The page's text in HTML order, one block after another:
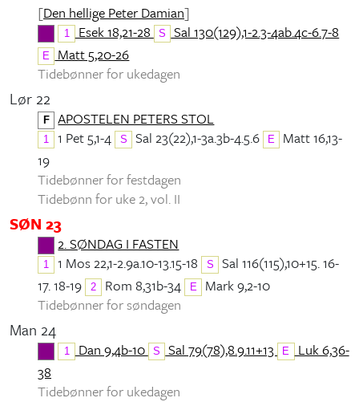
[Den hellige Peter Damian]
1 Esek 18,21-28 S Sal 130(129),1-2.3-4ab.4c-6.7-8
E
Matt 5,20-26
Tidebønner for ukedagen
Lør 22
F APOSTELEN PETERS STOL
1 1 Pet 5,1-4 S Sal 23(22),1-3a.3b-4.5.6 E
Matt 16,13-
19
Tidebønner for festdagen
Tidebønn for uke 2, vol. II
SØN 23
2. SØNDAG I FASTEN
1 1 Mos 22,1-2.9a.10-13.15-18 S Sal 116(115),10+15. 16-
17. 18-19
2 Rom 8,31b-34 E Mark 9,2-10
Tidebønner for søndagen
Man 24
1 Dan 9,4b-10 S Sal 79(78),8.9.11+13 E Luk 6,36-
38
Tidebønner for ukedagen